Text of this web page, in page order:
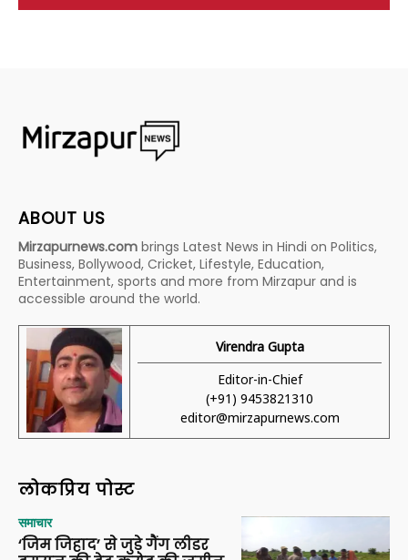
ABOUT US
Mirzapurnews.com brings Latest News in Hindi on Politics,
Business, Bollywood, Cricket, Lifestyle, Education,
Entertainment, sports and more from Mirzapur and is
accessible around the world.
Virendra Gupta
Editor-in-Chief
(+91) 9453821310
editor@mirzapurnews.com
लोकप्रिय पोस्ट
समाचार
‘जिम जिहाद’ से जुड़े गैंग लीडर